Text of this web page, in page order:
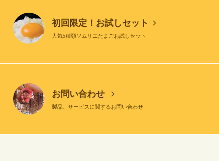
初回限定！お試しセット
人気5種類ソムリエたまごお試しセット
お問い合わせ
製品、サービスに関するお問い合わせ